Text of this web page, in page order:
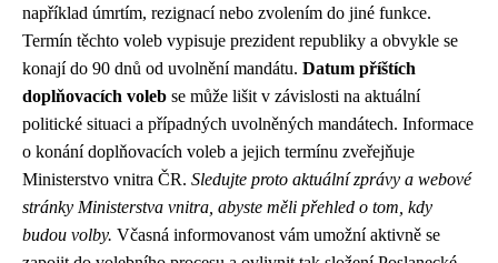
například úmrtím, rezignací nebo zvolením do jiné funkce.
Termín těchto voleb vypisuje prezident republiky a obvykle se
konají do 90 dnů od uvolnění mandátu. Datum příštích
doplňovacích voleb se může lišit v závislosti na aktuální
politické situaci a případných uvolněných mandátech. Informace
o konání doplňovacích voleb a jejich termínu zveřejňuje
Ministerstvo vnitra ČR. Sledujte proto aktuální zprávy a webové
stránky Ministerstva vnitra, abyste měli přehled o tom, kdy
budou volby. Včasná informovanost vám umožní aktivně se